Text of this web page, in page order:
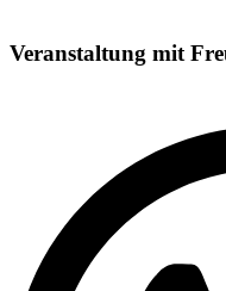
Veranstaltung mit